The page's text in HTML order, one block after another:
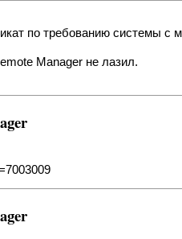
по требованию системы с
Manager не лазил.